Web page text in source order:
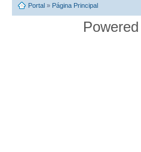
Portal » Página Principal